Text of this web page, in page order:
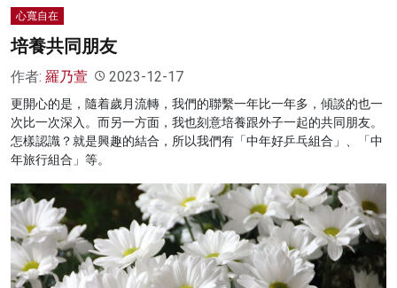
心寬自在
培養共同朋友
作者: 羅乃萱 2023-12-17
更開心的是，隨着歲月流轉，我們的聯繫一年比一年多，傾談的也一
次比一次深入。而另一方面，我也刻意培養跟外子一起的共同朋友。
怎樣認識？就是興趣的結合，所以我們有「中年好乒乓組合」、「中
年旅行組合」等。